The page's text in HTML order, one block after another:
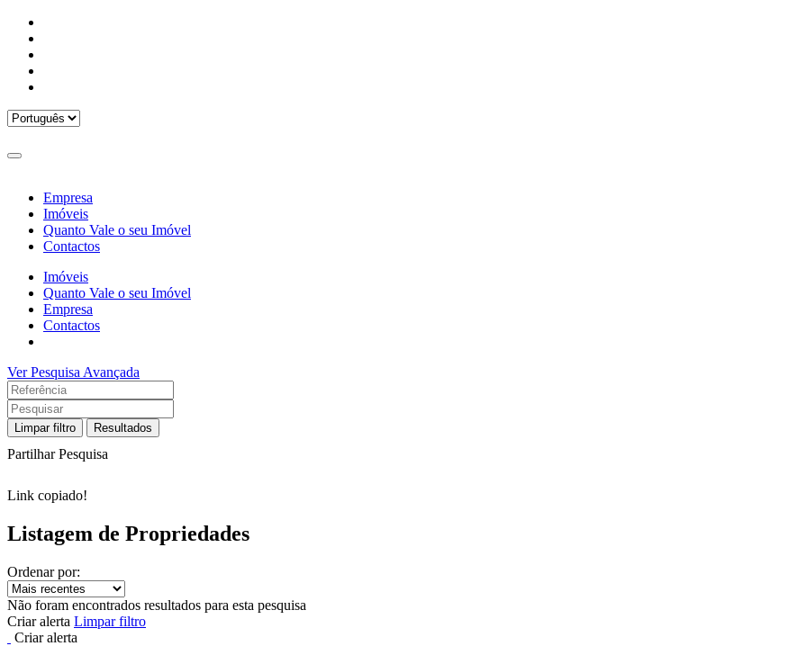
Empresa
Imóveis
Quanto Vale o seu Imóvel
Contactos
Imóveis
Quanto Vale o seu Imóvel
Empresa
Contactos
Ver Pesquisa Avançada
Limpar filtro Resultados
Partilhar Pesquisa
Link copiado!
Listagem de Propriedades
Ordenar por:
Não foram encontrados resultados para esta pesquisa
Criar alerta Limpar filtro
Criar alerta